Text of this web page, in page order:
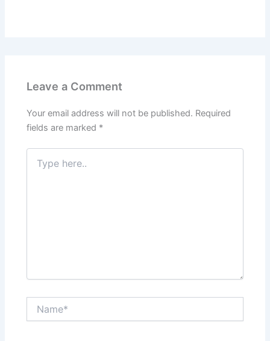
Leave a Comment
Your email address will not be published. Required
fields are marked *
Type
here..